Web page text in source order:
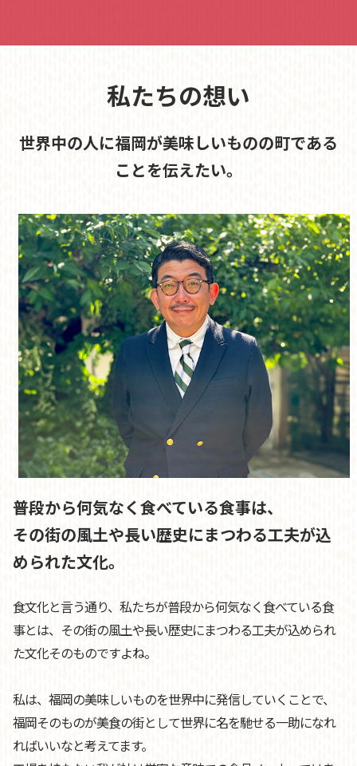
さて、年末年始の休暇につきましては、下記の通りとさせてい
上げます。
2025年12月27日（土）～2026年1月4日(日)
※1月5日(月)より平常どおり営業致します
2025.09.08Food EXPO Kyushu 2025出展のご案内
2025年10月6日（火）～7日（水）に福岡国際センターで開催
される、九州・山口の食をテーマにした展示会『Food EXPO
Kyushu 2025／フードエキスポ九州』に、出展いたします。
当日は新商品の披露も予定しております。皆様のご来場を心よ
りお待ちしております。
2025.07.01新商品「五島牛モツのトマト煮込み」発
売
福岡・高砂の人気イタリアンレストラン「Albero（アルベ
ロ）」監修による新商品「五島牛モツのトマト煮込み」を、
2025年7月1日（月）より発売いたします。本商品は、「五島
牛」のモツ（内臓肉）を100％使用し、トマトと香味野菜、ハ
詳細はこちらから
2025.06.23新商品「梅えつゆ」発売
等学校（福岡県太宰府市）との共同開発による新商品「梅えつ
ゆ」を、2025年6月より販売いたします。本商品は、地元高校
た「梅えつゆ」が完成しました。
2025.06.06福岡ギフト・ショー2025出展のご案内
2025年6月25日（水）～26日（木）にマリンメッセ福岡B館で
私たちの想い
世界中の人に福岡が美味しいものの町である
ことを伝えたい。
普段から何気なく食べている食事は、
その街の風土や長い歴史にまつわる工夫が込
められた文化。
食文化と言う通り、私たちが普段から何気なく食べている食
事とは、その街の風土や長い歴史にまつわる工夫が込められ
た文化そのものですよね。
私は、福岡の美味しいものを世界中に発信していくことで、
福岡そのものが美食の街として世界に名を馳せる一助になれ
ればいいなと考えてます。